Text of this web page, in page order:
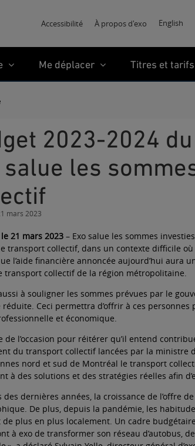
Accessibilité À propos d'exo English
Me déplacer Titres et tarifs
salue les
mars 2023
21 mars 2023 – Exo salue les sommes
transport collectif, dans un contexte difficile où
l’aide financière annoncée aujourd’hui aura
transport collectif de la région métropolitaine.
à souligner les sommes prévues par le
Ceci permettra d’offrir à ces
et économique.
de l’occasion pour réitérer qu’il entend
du transport collectif lancées par la ministre
nord et sud de Montréal le transport
à des solutions et des stratégies réelles afin
des dernières années, la croissance de l’offre
De plus, depuis la pandémie, les
de plus en plus localement. Un cadre
à exo de transformer son réseau d’autobus,